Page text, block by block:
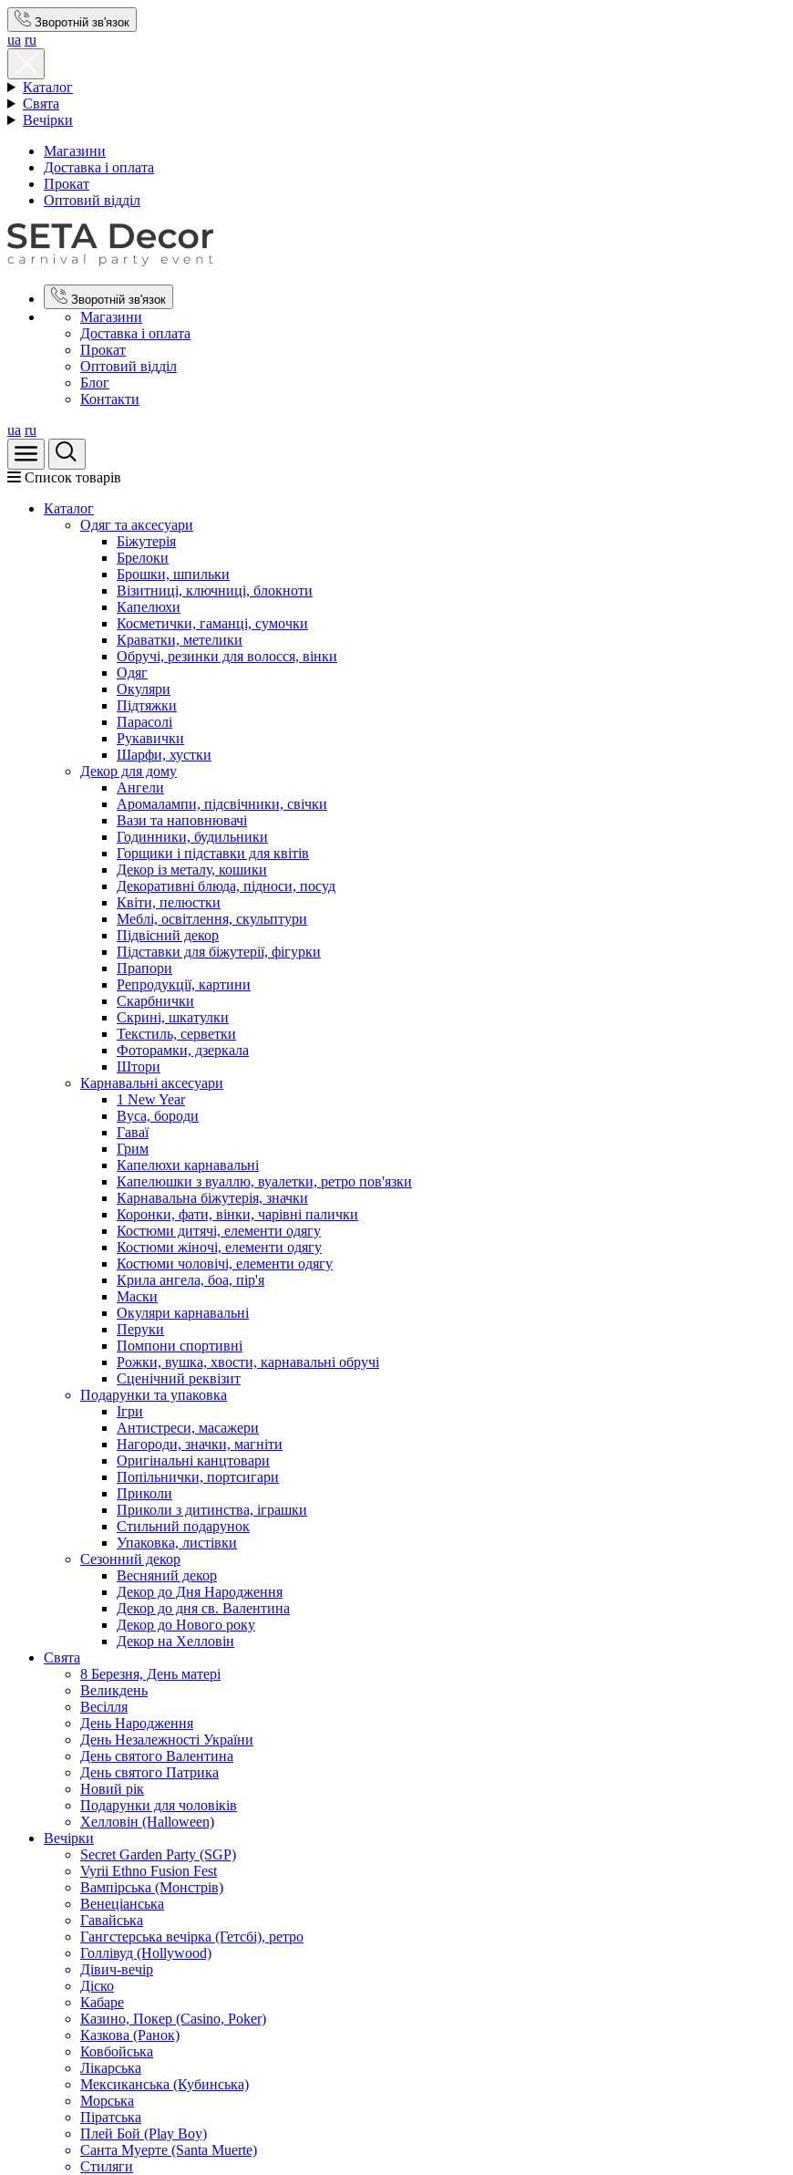
Зворотній зв'язок
ua ru
Каталог
Свята
Вечірки
Магазини
Доставка і оплата
Прокат
Оптовий відділ
Зворотній зв'язок
Магазини
Доставка і оплата
Прокат
Оптовий відділ
Блог
Контакти
ua ru
Список товарів
Каталог
Oдяг та аксесуари
Біжутерія
Брелоки
Брошки, шпильки
Візитниці, ключниці, блокноти
Капелюхи
Косметички, гаманці, сумочки
Краватки, метелики
Обручі, резинки для волосся, вінки
Одяг
Окуляри
Підтяжки
Парасолі
Рукавички
Шарфи, хустки
Декор для дому
Ангели
Аромалампи, підсвічники, свічки
Вази та наповнювачі
Годинники, будильники
Горщики і підставки для квітів
Декор із металу, кошики
Декоративні блюда, підноси, посуд
Квіти, пелюстки
Меблі, освітлення, скульптури
Підвісний декор
Підставки для біжутерії, фігурки
Прапори
Репродукції, картини
Скарбнички
Скрині, шкатулки
Текстиль, серветки
Фоторамки, дзеркала
Штори
Карнавальні аксесуари
1 New Year
Вуса, бороди
Гаваї
Грим
Капелюхи карнавальні
Капелюшки з вуаллю, вуалетки, ретро пов'язки
Карнавальна біжутерія, значки
Коронки, фати, вінки, чарівні палички
Костюми дитячі, елементи одягу
Костюми жіночі, елементи одягу
Костюми чоловічі, елементи одягу
Крила ангела, боа, пір'я
Маски
Окуляри карнавальні
Перуки
Помпони спортивні
Рожки, вушка, хвости, карнавальні обручі
Сценічний реквізит
Подарунки та упаковка
Ігри
Антистреси, масажери
Нагороди, значки, магніти
Оригінальні канцтовари
Попільнички, портсигари
Приколи
Приколи з дитинства, іграшки
Стильний подарунок
Упаковка, листівки
Сезонний декор
Весняний декор
Декор до Дня Народження
Декор до дня св. Валентина
Декор до Нового року
Декор на Хелловін
Свята
8 Березня, День матері
Великдень
Весілля
День Народження
День Незалежності України
День святого Валентина
День святого Патрика
Новий рік
Подарунки для чоловіків
Хелловін (Halloween)
Вечірки
Secret Garden Party (SGP)
Vyrii Ethno Fusion Fest
Вампірська (Монстрів)
Венеціанська
Гавайська
Гангстерська вечірка (Гетсбі), ретро
Голлівуд (Hollywood)
Дівич-вечір
Діско
Кабаре
Казино, Покер (Casino, Poker)
Казкова (Ранок)
Ковбойська
Лікарська
Мексиканська (Кубинська)
Морська
Піратська
Плей Бой (Play Boy)
Санта Муерте (Santa Muerte)
Стиляги